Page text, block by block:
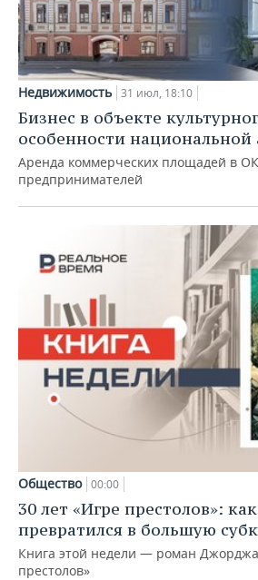
Недвижимость 31 июл, 18:10
Бизнес в объекте
особенности
Аренда коммерческих площадей в
предпринимателей
Общество 00:00
30 лет «Игре престолов»:
превратился в большую
Книга этой недели — роман
престолов»